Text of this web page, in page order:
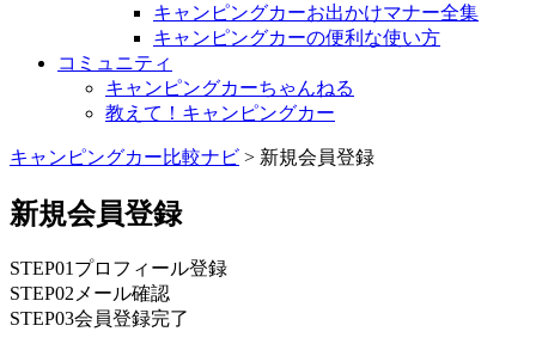
キャンピングカーお出かけマナー全集
キャンピングカーの便利な使い方
コミュニティ
キャンピングカーちゃんねる
教えて！キャンピングカー
キャンピングカー比較ナビ > 新規会員登録
新規会員登録
STEP01 プロフィール登録
STEP02 メール確認
STEP03会員登録完了